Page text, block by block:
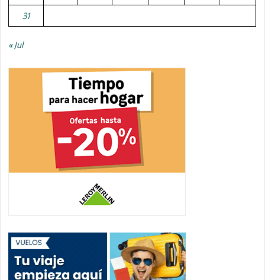
31
« Jul